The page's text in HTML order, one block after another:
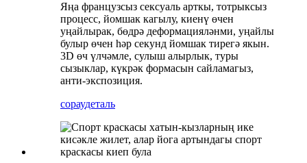
Яңа французсыз сексуаль арткы, тотрыксыз
процесс, йомшак кагылу, киенү өчен
уңайлырак, бөдрә деформацияләнми, уңайлы
булыр өчен һәр секунд йомшак тирегә якын.
3D өч үлчәмле, сулыш алырлык, туры
сызыклар, күкрәк формасын сайламагыз,
анти-экспозиция.
сораудеталь